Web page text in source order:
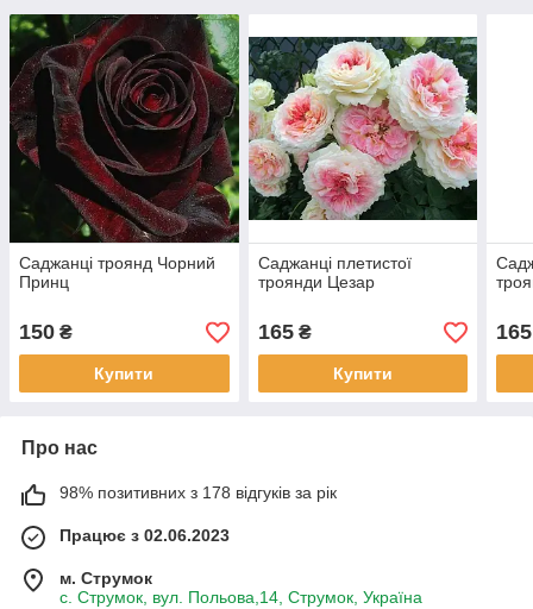
Саджанці троянд Чорний
Принц
150 ₴
Купити
Саджанці плетистої
троянди Цезар
165₴
Купити
165
Про нас
98% позитивних з 178 відгуків за рік
Працює з 02.06.2023
м. Струмок
с. Струмок, вул. Польова,14, Струмок, Україна